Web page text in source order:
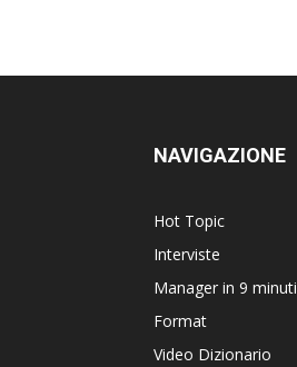
NAVIGAZIONE
Hot Topic
Interviste
Manager in 9 minuti
Format
Video Dizionario